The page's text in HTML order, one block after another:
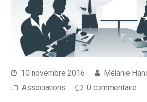
10 novembre 2016
Mélanie
Associations
0 commentaire